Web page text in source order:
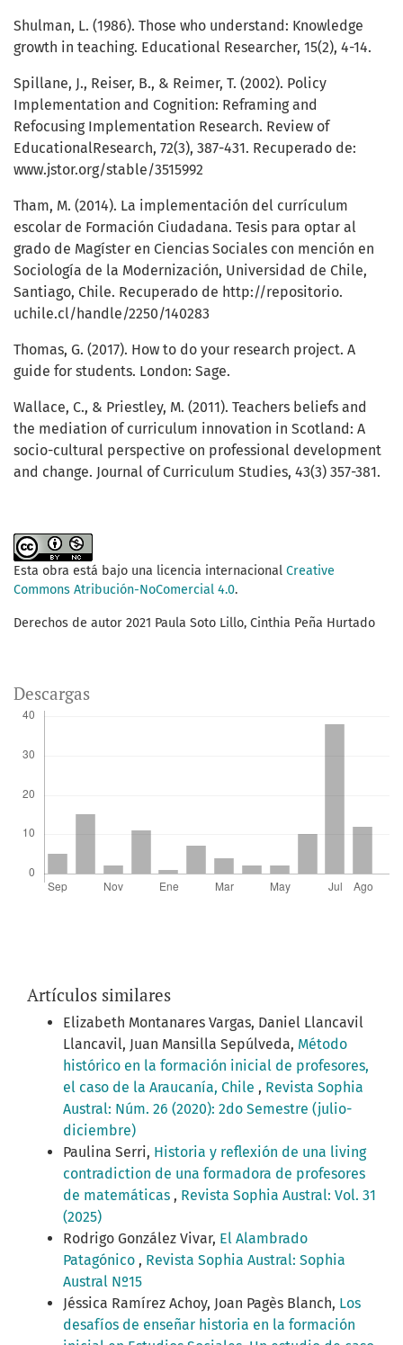
Shulman, L. (1986). Those who understand: Knowledge
growth in teaching. Educational Researcher, 15(2), 4-14.
Spillane, J., Reiser, B., & Reimer, T. (2002). Policy
Implementation and Cognition: Reframing and
Refocusing Implementation Research. Review of
EducationalResearch, 72(3), 387-431. Recuperado de:
www.jstor.org/stable/3515992
Tham, M. (2014). La implementación del currículum
escolar de Formación Ciudadana. Tesis para optar al
grado de Magíster en Ciencias Sociales con mención en
Sociología de la Modernización, Universidad de Chile,
Santiago, Chile. Recuperado de http://repositorio.
uchile.cl/handle/2250/140283
Thomas, G. (2017). How to do your research project. A
guide for students. London: Sage.
Wallace, C., & Priestley, M. (2011). Teachers beliefs and
the mediation of curriculum innovation in Scotland: A
socio-cultural perspective on professional development
and change. Journal of Curriculum Studies, 43(3) 357-381.
Esta obra está bajo una licencia internacional Creative
Commons Atribución-NoComercial 4.0.
Derechos de autor 2021 Paula Soto Lillo, Cinthia Peña Hurtado
Descargas
Artículos similares
Elizabeth Montanares Vargas, Daniel Llancavil
Llancavil, Juan Mansilla Sepúlveda, Método
histórico en la formación inicial de profesores,
el caso de la Araucanía, Chile , Revista Sophia
Austral: Núm. 26 (2020): 2do Semestre (julio-
diciembre)
Paulina Serri, Historia y reflexión de una living
contradiction de una formadora de profesores
de matemáticas , Revista Sophia Austral: Vol. 31
(2025)
Rodrigo González Vivar, El Alambrado
Patagónico , Revista Sophia Austral: Sophia
Austral Nº15
Jéssica Ramírez Achoy, Joan Pagès Blanch, Los
desafíos de enseñar historia en la formación